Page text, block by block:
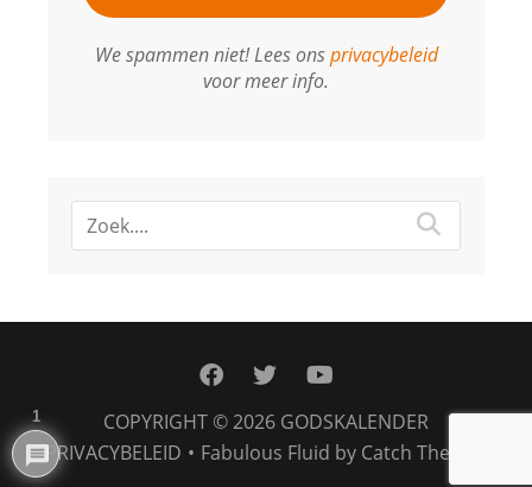
We spammen niet! Lees onsprivacybeleid
voor meer info.
facebook
twitteryoutube
COPYRIGHT © 2026 GODSKALENDER
PRIVACYBELEID • Fabulous Fluid by Catch Themes
1